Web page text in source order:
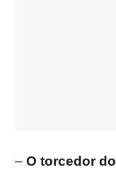
– O torcedor